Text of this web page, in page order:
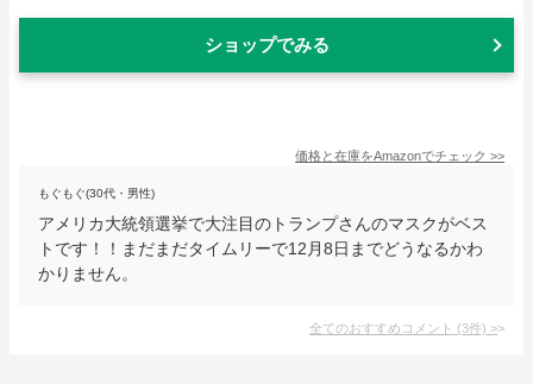
ショップでみる
価格と在庫をAmazonでチェック >>
もぐもぐ(30代・男性)
アメリカ大統領選挙で大注目のトランプさんのマスクがベス
トです！！まだまだタイムリーで12月8日までどうなるかわ
かりません。
全てのおすすめコメント (3件) >